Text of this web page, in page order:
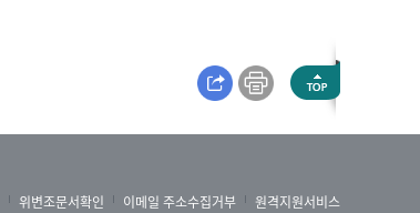
위변조문서확인 이메일 주소수집거부 원격지원서비스